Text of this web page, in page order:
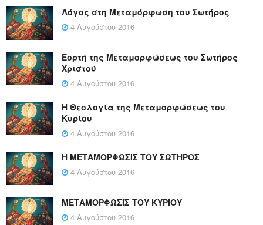
Λόγος στη Μεταμόρφωση του Σωτήρος
4 Αυγούστου 2016
Εορτή της Μεταμορφώσεως του Σωτήρος
Χριστού
4 Αυγούστου 2016
Η Θεολογία της Μεταμορφώσεως του
Κυρίου
4 Αυγούστου 2016
Η ΜΕΤΑΜΟΡΦΩΣΙΣ ΤΟΥ ΣΩΤΗΡΟΣ
4 Αυγούστου 2016
ΜΕΤΑΜΟΡΦΩΣΙΣ ΤΟΥ ΚΥΡΙΟΥ
4 Αυγούστου 2016